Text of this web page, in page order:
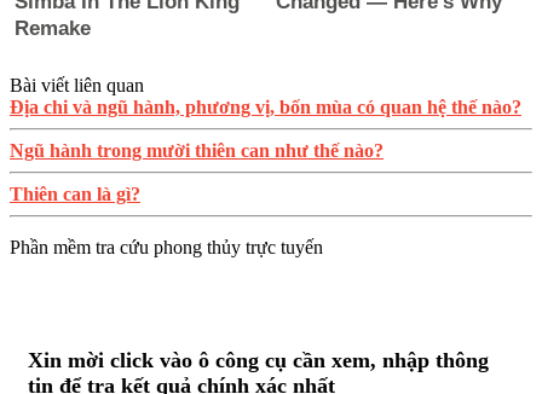
Bài viết liên quan
Địa chi và ngũ hành, phương vị, bốn mùa có quan hệ thế nào?
Ngũ hành trong mười thiên can như thế nào?
Thiên can là gì?
Phần mềm tra cứu phong thủy trực tuyến
Xin mời click vào ô công cụ cần xem, nhập thông
tin để tra kết quả chính xác nhất